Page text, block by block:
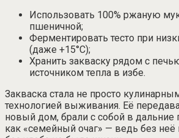
Использовать 100% ржаную
пшеничной;
Ферментировать тесто при
(даже +15°С);
Хранить закваску рядом с
источником тепла в избе.
Закваска стала не просто
технологией выживания. Её
новый дом, брали с собой в дальние
как «семейный очаг» — ведь без неё